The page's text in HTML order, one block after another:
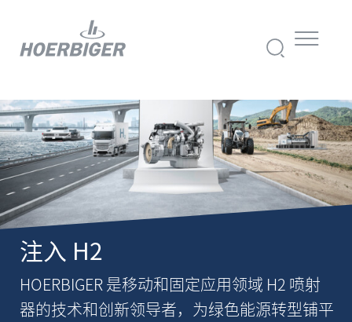
注入 H2
HOERBIGER 是移动和固定应用领域 H2 喷射
器的技术和创新领导者，为绿色能源转型铺平